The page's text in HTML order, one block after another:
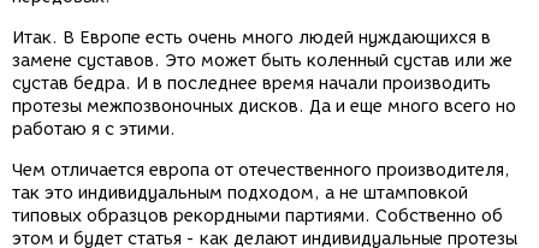
Итак. В Европе есть очень много людей нуждающихся в
замене суставов. Это может быть коленный сустав или же
сустав бедра. И в последнее время начали производить
протезы межпозвоночных дисков. Да и еще много всего но
работаю я с этими.
Чем отличается европа от отечественного производителя,
так это индивидуальным подходом, а не штамповкой
типовых образцов рекордными партиями. Собственно об
этом и будет статья - как делают индивидуальные протезы